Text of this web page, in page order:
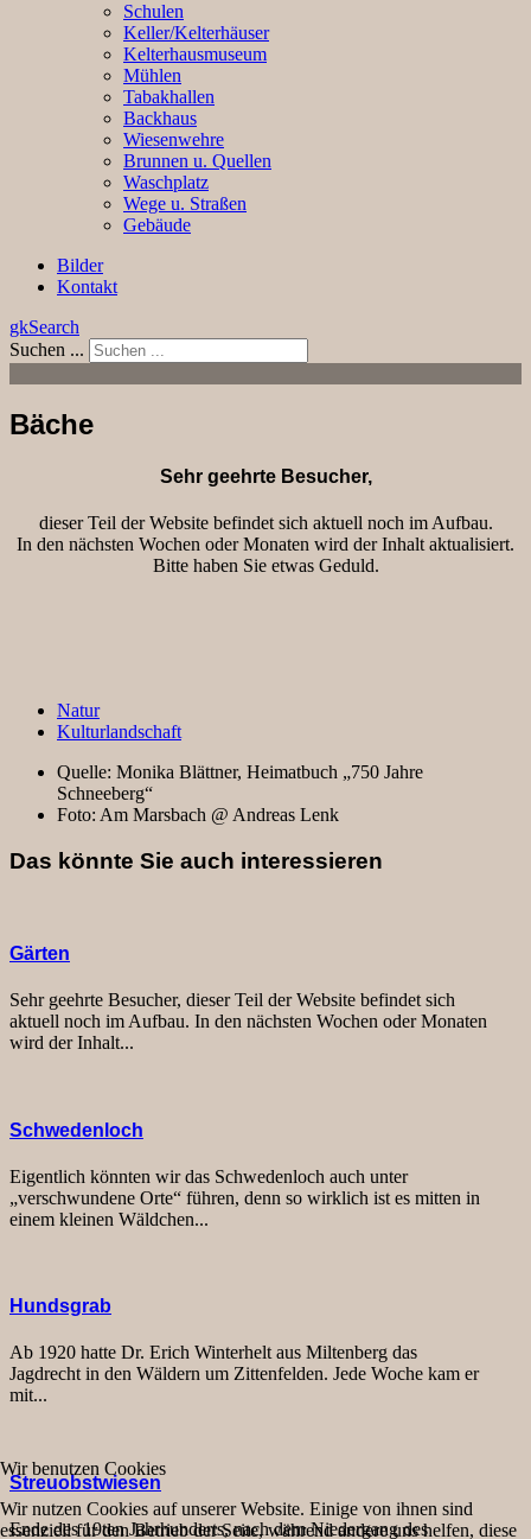
Schulen
Keller/Kelterhäuser
Kelterhausmuseum
Mühlen
Tabakhallen
Backhaus
Wiesenwehre
Brunnen u. Quellen
Waschplatz
Wege u. Straßen
Gebäude
Bilder
Kontakt
gkSearch
Suchen ...
Bäche
Sehr geehrte Besucher,
dieser Teil der Website befindet sich aktuell noch im Aufbau.
In den nächsten Wochen oder Monaten wird der Inhalt aktualisiert.
Bitte haben Sie etwas Geduld.
Natur
Kulturlandschaft
Quelle: Monika Blättner, Heimatbuch „750 Jahre
Schneeberg“
Foto: Am Marsbach @ Andreas Lenk
Das könnte Sie auch interessieren
Gärten
Sehr geehrte Besucher, dieser Teil der Website befindet sich
aktuell noch im Aufbau. In den nächsten Wochen oder Monaten
wird der Inhalt...
Schwedenloch
Eigentlich könnten wir das Schwedenloch auch unter
„verschwundene Orte“ führen, denn so wirklich ist es mitten in
einem kleinen Wäldchen...
Hundsgrab
Ab 1920 hatte Dr. Erich Winterhelt aus Miltenberg das
Jagdrecht in den Wäldern um Zittenfelden. Jede Woche kam er
mit...
Streuobstwiesen
Ende des 19ten Jahrhunderts, nach dem Niedergang des
Wir benutzen Cookies
Wir nutzen Cookies auf unserer Website. Einige von ihnen sind
essenziell für den Betrieb der Seite, während andere uns helfen, diese